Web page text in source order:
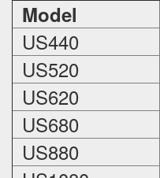
Model
US440
US520
US620
US680
US880